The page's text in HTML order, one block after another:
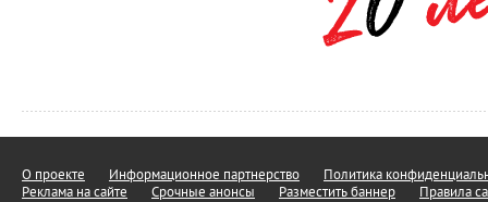
О проекте Информационное партнерство
Политика
Реклама на сайте
Срочные анонсы Разместить баннер Правила